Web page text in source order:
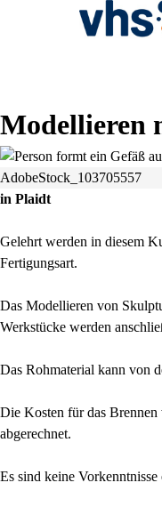
Modellieren
AdobeStock_103705557
in Plaidt
Gelehrt werden in diesem
Fertigungsart.
Das Modellieren von
Werkstücke werden
Das Rohmaterial kann von
Die Kosten für das
abgerechnet.
Es sind keine